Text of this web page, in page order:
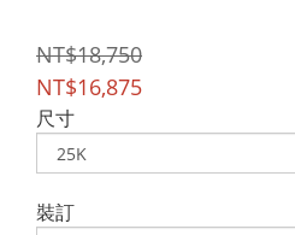
NT$18,750
NT$16,875
尺寸
裝訂